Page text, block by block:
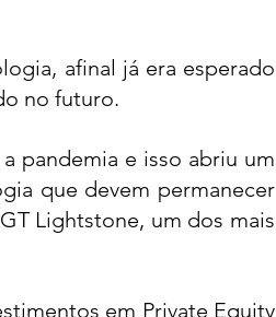
afinal já era esperado
no futuro.
pandemia e isso abriu um
que devem permanecer
Lightstone, um dos mais
em Private Equity